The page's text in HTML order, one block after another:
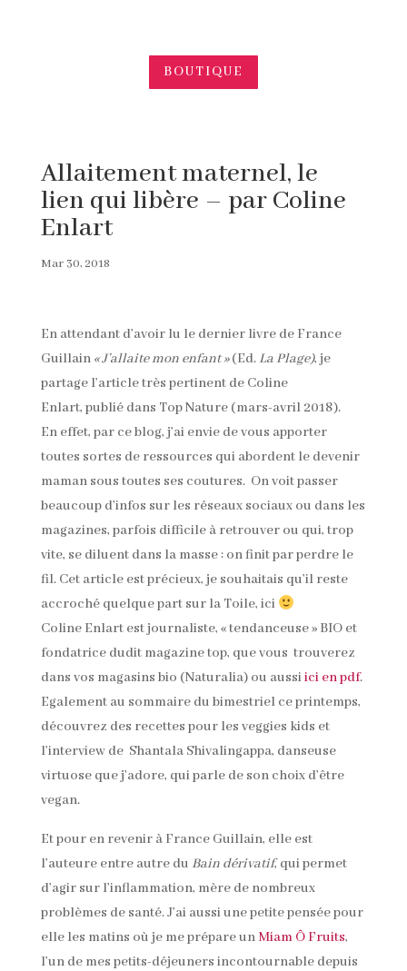
BOUTIQUE
Allaitement maternel, le
lien qui libère – par Coline
Enlart
Mar 30, 2018
En attendant d’avoir lu le dernier livre de France
Guillain « J’allaite mon enfant »(Ed.La Plage), je
partage l’article très pertinent de Coline
Enlart, publié dans Top Nature (mars-avril 2018).
En effet, par ce blog, j’ai envie de vous apporter
toutes sortes de ressources qui abordent le devenir
maman sous toutes ses coutures. On voit passer
beaucoup d’infos sur les réseaux sociaux ou dans les
magazines, parfois difficile à retrouver ou qui, trop
vite, se diluent dans la masse : on finit par perdre le
fil. Cet article est précieux, je souhaitais qu’il reste
accroché quelque part sur la Toile, ici
Coline Enlart est journaliste, « tendanceuse » BIO et
fondatrice dudit magazine top, que vous trouverez
dans vos magasins bio (Naturalia) ou aussiici en pdf.
Egalement au sommaire du bimestriel ce printemps,
découvrez des recettes pour les veggies kids et
l’interview de Shantala Shivalingappa, danseuse
virtuose que j’adore, qui parle de son choix d’être
vegan.
Et pour en revenir à France Guillain, elle est
l’auteure entre autre du Bain dérivatif, qui permet
d’agir sur l’inflammation, mère de nombreux
problèmes de santé. J’ai aussi une petite pensée pour
elle les matins où je me prépare un Miam Ô Fruits,
l’un de mes petits-déjeuners incontournable depuis